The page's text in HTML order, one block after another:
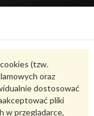
(tzw.
oraz
dostosować
pliki
w przeglądarce,